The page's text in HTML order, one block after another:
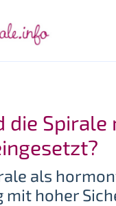
Kupferspirale
Welche Kupferspirale
Anwenderinnen
die Spirale
als
mit hoher